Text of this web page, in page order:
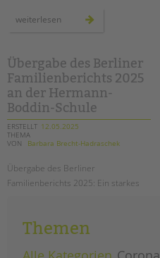
Magazin
Impressum
Datenschutz
Hinweisgebersystem
Intranet
weiterlesen
kai
wegner:
übergabe
am
2.
juni
am
roten
rathaus
Übergabe des Berliner
Familienberichts 2025
an der Hermann-
Boddin-Schule
ERSTELLT 12.05.2025
THEMA
VON
Barbara Brecht-Hadraschek
Übergabe des Berliner
Familienberichts 2025: Ein starkes
Boddin -Schule
weiterlesenübergabe
Themen